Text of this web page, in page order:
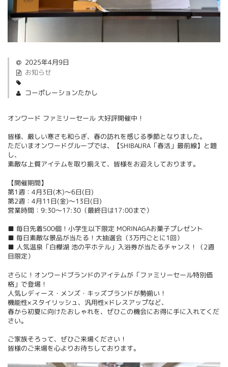
2025年4月9日
お知らせ
コーポレーションたかし
オンワード ファミリーセール 大好評開催中！
皆様、厳しい寒さも和らぎ、春の訪れを感じる季節となりました。
ただいまオンワードグループでは、【SHIBAURA「春活」最前線】と題
し、
素敵な上質アイテムを取り揃えて、皆様をお迎えしております。
【開催期間】
第1週：4月3日(木)～6日(日)
第2週：4月11日(金)～13日(日)
営業時間：9:30～17:30（最終日は17:00まで）
■ 毎日先着500個！小学生以下限定 MORINAGAお菓子プレゼント
■ 毎日素敵な景品が当たる！大抽選会（3万円ごとに1回）
■ 人気温泉「白樺湖 池の平ホテル」入浴券が当たるチャンス！（2週
目限定）
さらに！オンワードブランドのアイテムが「ファミリーセール特別価
格」で登場！
人気レディース・メンズ・キッズブランドが勢揃い！
機能性×スタイリッシュ、汎用性×ドレスアップなど、
春から初夏に向けたおしゃれを、ぜひこの機会にお得に手に入れてくだ
さい。
ご家族そろって、ぜひご来場ください！
皆様のご来場を心よりお待ちしております。